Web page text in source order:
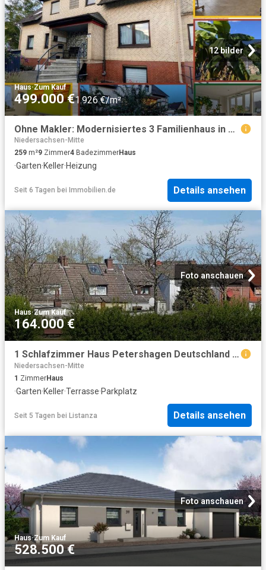
12 bilder
Haus·Zum Kauf
499.000 €1.926 €/m²
Ohne Makler: Modernisiertes 3 Familienhaus in Bordenau nahe Wald
Niedersachsen-Mitte
259 m²9 Zimmer4 BadezimmerHaus
·Garten·Keller·Heizung
Seit 6 Tagen bei Immobilien.de Details ansehen
Foto anschauen
Haus·Zum Kauf
164.000 €
1 Schlafzimmer Haus Petershagen Deutschland 104800468
Niedersachsen-Mitte
1 ZimmerHaus
·Garten·Keller·Terrasse·Parkplatz
Seit 5 Tagen bei Listanza Details ansehen
Foto anschauen
Haus·Zum Kauf
528.500 €